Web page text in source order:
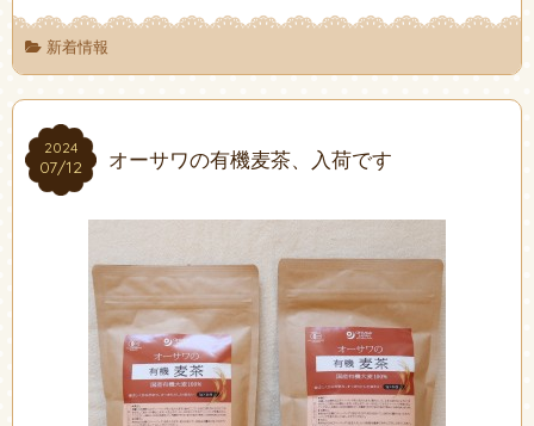
新着情報
2024
07/12
2024
07/12 オーサワの有機麦茶、入荷です